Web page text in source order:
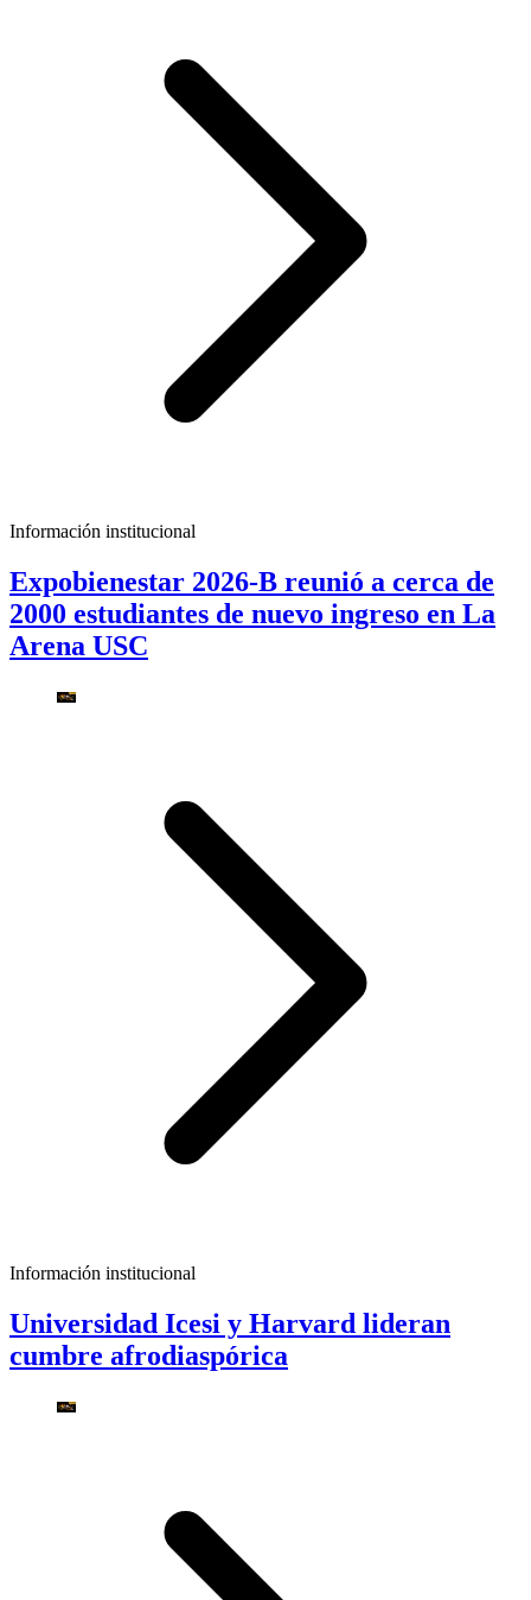
Información institucional
Expobienestar 2026-B reunió a cerca de
2000 estudiantes de nuevo ingreso en La
Arena USC
Información institucional
Universidad Icesi y Harvard lideran
cumbre afrodiaspórica